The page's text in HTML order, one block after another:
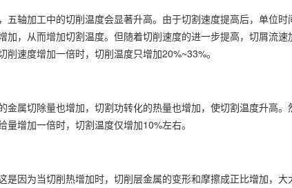
五轴加工中的切削温度会显著升高。由于切割速度提高后，单位
加，从而增加切割温度。但随着切削速度的进一步提高，切屑流速
速度增加一倍时，切削温度只增加20%~33%。
金属切除量也增加，切割功转化的热量也增加，使切割温度升高
增加一倍时，切割温度仅增加10%左右。
是因为当切削热增加时，切削层金属的变形和摩擦成正比增加，